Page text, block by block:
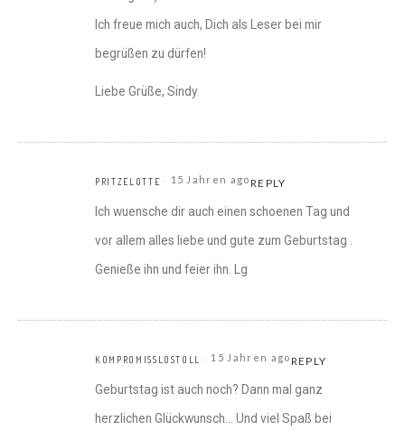
Ich freue mich auch, Dich als Leser bei mir
begrüßen zu dürfen!
Liebe Grüße, Sindy
PRITZELOTTE 15 Jahren agoREPLY
Ich wuensche dir auch einen schoenen Tag und
vor allem alles liebe und gute zum Geburtstag .
Genieße ihn und feier ihn. Lg
KOMPROMISSLOSTOLL 15 Jahren agoREPLY
Geburtstag ist auch noch? Dann mal ganz
herzlichen Glückwunsch… Und viel Spaß bei